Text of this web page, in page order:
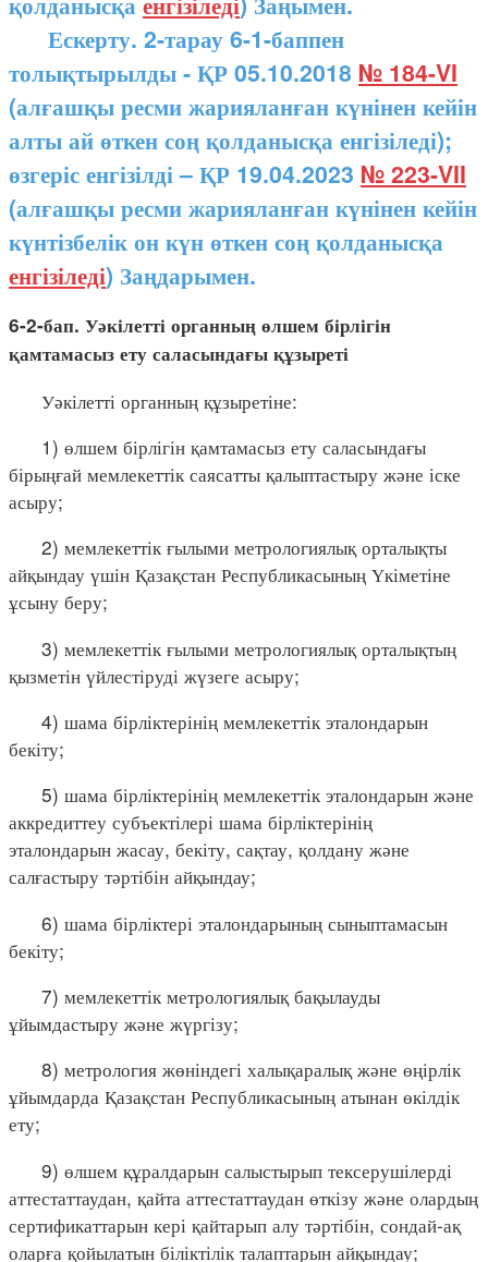
Ескерту. 2-тарау 6-1-баппен
толықтырылды - ҚР 05.10.2018 № 184-VI
(алғашқы ресми жарияланған күнінен кейін
алты ай өткен соң қолданысқа енгізіледі);
өзгеріс енгізілді – ҚР 19.04.2023 № 223-VII
(алғашқы ресми жарияланған күнінен кейін
күнтізбелік он күн өткен соң қолданысқа
енгізіледі) Заңдарымен.
6-2-бап. Уәкілетті органның өлшем бірлігін
қамтамасыз ету саласындағы құзыреті
Уәкілетті органның құзыретіне:
1) өлшем бірлігін қамтамасыз ету саласындағы
бірыңғай мемлекеттік саясатты қалыптастыру және іске
асыру;
2) мемлекеттік ғылыми метрологиялық орталықты
айқындау үшін Қазақстан Республикасының Үкіметіне
ұсыну беру;
3) мемлекеттік ғылыми метрологиялық орталықтың
қызметін үйлестіруді жүзеге асыру;
4) шама бірліктерінің мемлекеттік эталондарын
бекіту;
5) шама бірліктерінің мемлекеттік эталондарын және
аккредиттеу субъектілері шама бірліктерінің
эталондарын жасау, бекіту, сақтау, қолдану және
салғастыру тәртібін айқындау;
6) шама бірліктері эталондарының сыныптамасын
бекіту;
7) мемлекеттік метрологиялық бақылауды
ұйымдастыру және жүргізу;
8) метрология жөніндегі халықаралық және өңірлік
ұйымдарда Қазақстан Республикасының атынан өкілдік
ету;
9) өлшем құралдарын салыстырып тексерушілерді
аттестаттаудан, қайта аттестаттаудан өткізу және олардың
сертификаттарын кері қайтарып алу тәртібін, сондай-ақ
оларға қойылатын біліктілік талаптарын айқындау;